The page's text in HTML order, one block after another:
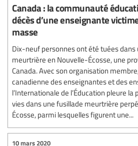
Canada : la communauté
décès d’une enseignante
masse
Dix-neuf personnes ont été tuées dans
meurtrière en Nouvelle-Écosse, une
Canada. Avec son organisation
canadienne des enseignantes et des
l’Internationale de l’Éducation pleure
vies dans une fusillade meurtrière
Écosse, parmi lesquelles figurent une...
10 mars 2020